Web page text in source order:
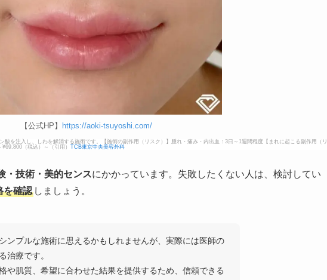
【公式HP】 https://aoki-tsuyoshi.com/
酸を注入し、しわを解消する施術です。【施術の副作用（リスク）】腫れ・痛み・内出血：3日～1週間程度【まれに起こる副作用（リ
（税込）～（引用） TCB東京中央美容外科
・技術・美的センスにかかっています。失敗したくない人は、検討してい
を確認 しましょう。
ンプルな施術に思えるかもしれませんが、実際には医師の
治療です。
や肌質、希望に合わせた結果を提供するため、信頼できる